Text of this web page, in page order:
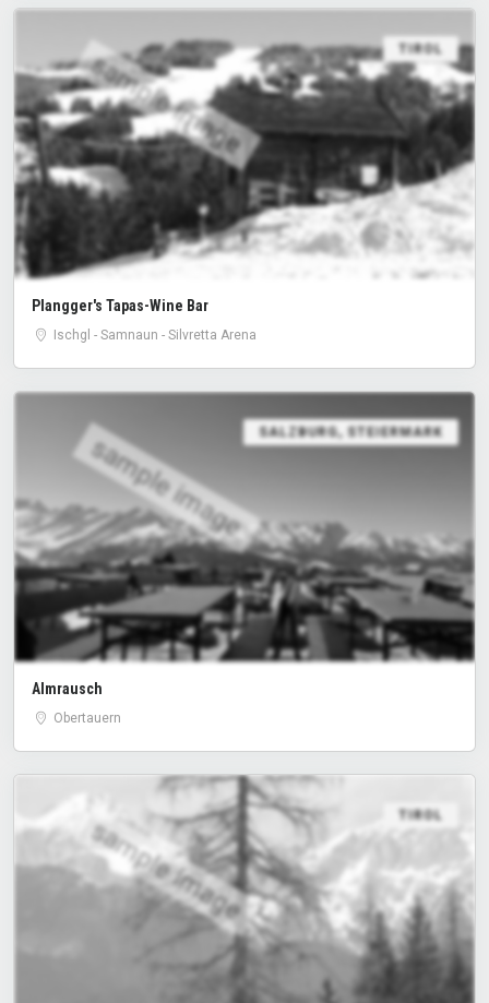
sample image
TIROL
Plangger's Tapas-Wine Bar
Ischgl - Samnaun - Silvretta Arena
sample image
SALZBURG, STEIERMARK
Almrausch
Obertauern
sample image
TIROL